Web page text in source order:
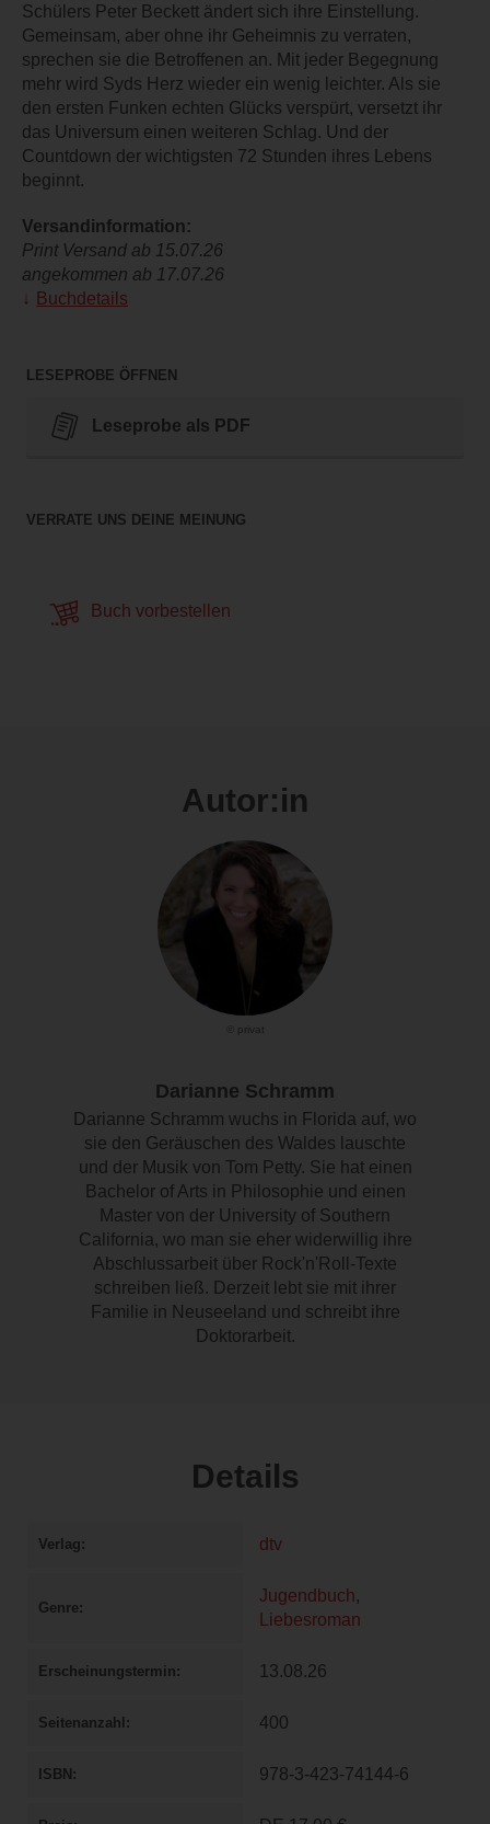
Schülers Peter Beckett ändert sich ihre Einstellung.
Gemeinsam, aber ohne ihr Geheimnis zu verraten,
sprechen sie die Betroffenen an. Mit jeder Begegnung
mehr wird Syds Herz wieder ein wenig leichter. Als sie
den ersten Funken echten Glücks verspürt, versetzt ihr
das Universum einen weiteren Schlag. Und der
Countdown der wichtigsten 72 Stunden ihres Lebens
beginnt.
Versandinformation:
Print Versand ab 15.07.26
angekommen ab 17.07.26
Buchdetails
LESEPROBE ÖFFNEN
Leseprobe als PDF
VERRATE UNS DEINE MEINUNG
Buch vorbestellen
Autor:in
© privat
Darianne Schramm
Darianne Schramm wuchs in Florida auf, wo
sie den Geräuschen des Waldes lauschte
und der Musik von Tom Petty. Sie hat einen
Bachelor of Arts in Philosophie und einen
Master von der University of Southern
California, wo man sie eher widerwillig ihre
Abschlussarbeit über Rock'n'Roll-Texte
schreiben ließ. Derzeit lebt sie mit ihrer
Familie in Neuseeland und schreibt ihre
Doktorarbeit.
Details
Verlag dtv
Genre
Jugendbuch,
Liebesroman
Erscheinungstermin 13.08.26
Seitenanzahl 400
ISBN 978-3-423-74144-6